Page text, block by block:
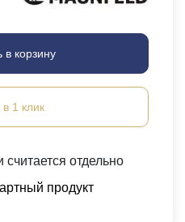
в корзину
в 1 клик
отдельно
продукт